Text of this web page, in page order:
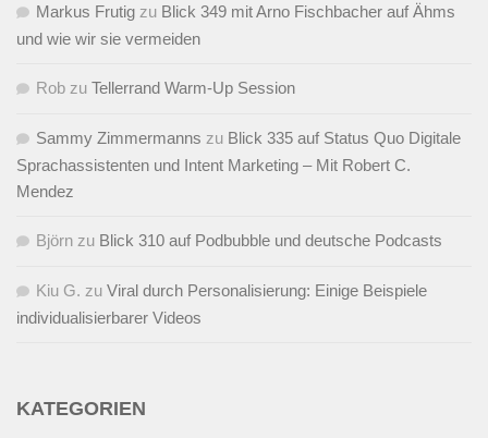
Markus Frutig zu Blick 349 mit Arno Fischbacher auf Ähms
und wie wir sie vermeiden
Rob zu Tellerrand Warm-Up Session
Sammy Zimmermanns zu Blick 335 auf Status Quo Digitale
Sprachassistenten und Intent Marketing – Mit Robert C.
Mendez
Björn zu Blick 310 auf Podbubble und deutsche Podcasts
Kiu G. zu Viral durch Personalisierung: Einige Beispiele
individualisierbarer Videos
KATEGORIEN